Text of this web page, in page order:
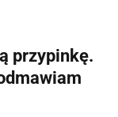
przypinkę.